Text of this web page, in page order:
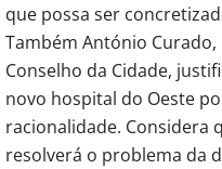
que possa ser
Também António
Conselho da Cidade,
novo hospital do Oeste
racionalidade. Considera
resolverá o problema da